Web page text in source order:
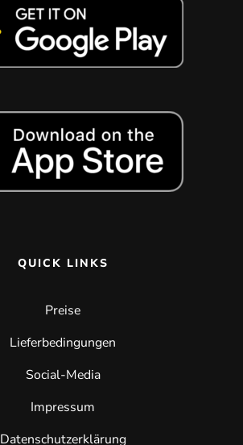
QUICK LINKS
Preise
Lieferbedingungen
Social-Media
Impressum
Datenschutzerklärung